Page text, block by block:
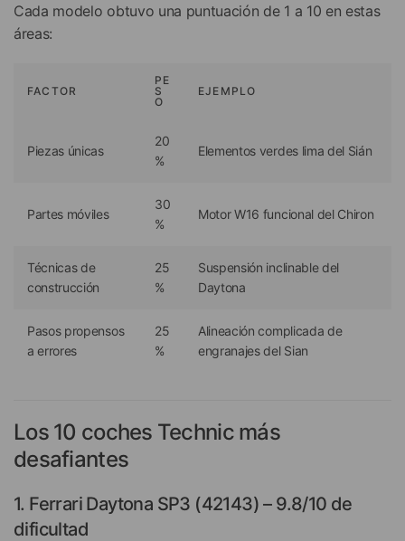
Cada modelo obtuvo una puntuación de 1 a 10 en estas
áreas:
FACTOR
PE
S
O
EJEMPLO
Piezas únicas
20
%
Elementos verdes lima del Sián
Partes móviles
30
%
Motor W16 funcional del Chiron
Técnicas de
construcción
25
%
Suspensión inclinable del
Daytona
Pasos propensos
a errores
25
%
Alineación complicada de
engranajes del Sian
Los 10 coches Technic más
desafiantes
1. Ferrari Daytona SP3 (42143) – 9.8/10 de
dificultad